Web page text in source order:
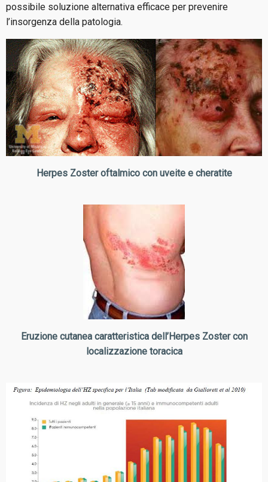
possibile soluzione alternativa efficace per prevenire
l’insorgenza della patologia.
Herpes Zoster oftalmico con uveite e cheratite
Eruzione cutanea caratteristica dell’Herpes Zoster con
localizzazione toracica